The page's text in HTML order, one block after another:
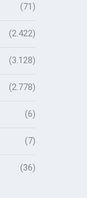
(71)
(2.422)
(3.128)
(2.778)
(6)
(7)
(36)